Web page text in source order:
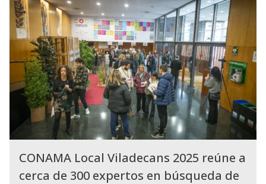
CONAMA Local Viladecans 2025 reúne a
cerca de 300 expertos en búsqueda de